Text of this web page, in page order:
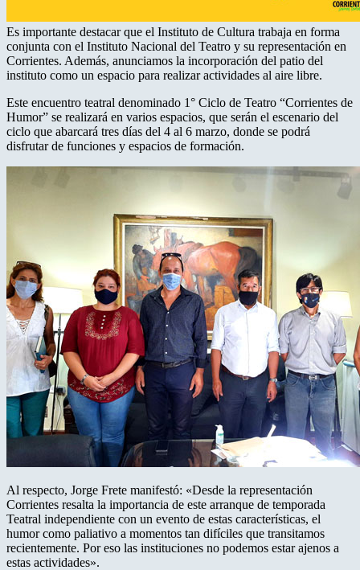
Es importante destacar que el Instituto de Cultura trabaja en forma
conjunta con el Instituto Nacional del Teatro y su representación en
Corrientes. Además, anunciamos la incorporación del patio del
instituto como un espacio para realizar actividades al aire libre.
Este encuentro teatral denominado 1° Ciclo de Teatro “Corrientes de
Humor” se realizará en varios espacios, que serán el escenario del
ciclo que abarcará tres días del 4 al 6 marzo, donde se podrá
disfrutar de funciones y espacios de formación.
Al respecto, Jorge Frete manifestó: «Desde la representación
Corrientes resalta la importancia de este arranque de temporada
Teatral independiente con un evento de estas características, el
humor como paliativo a momentos tan difíciles que transitamos
recientemente. Por eso las instituciones no podemos estar ajenos a
estas actividades».